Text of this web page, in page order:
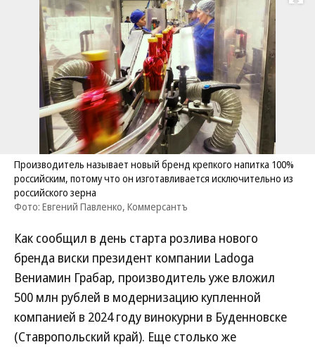
Развернуть
Производитель называет новый бренд крепкого напитка 100%
российским, потому что он изготавливается исключительно из
российского зерна
Фото: Евгений Павленко, Коммерсантъ
Как сообщил в день старта розлива нового
бренда виски президент компании Ladoga
Вениамин Грабар, производитель уже вложил
500 млн рублей в модернизацию купленной
компанией в 2024 году винокурни в Буденновске
(Ставропольский край). Еще столько же